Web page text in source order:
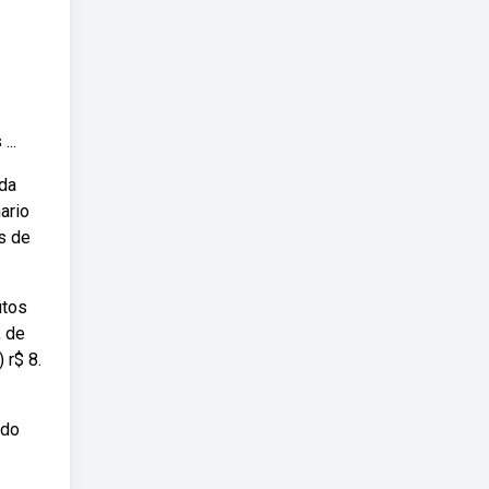
de
de
r$ 8.